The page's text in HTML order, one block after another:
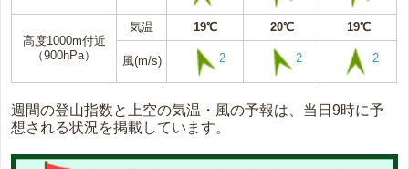
高度1000m付近
（900hPa）
気温 19℃ 20℃ 19℃
風(m/s) 2 2 2
週間の登山指数と上空の気温・風の予報は、当日9時に予
想される状況を掲載しています。